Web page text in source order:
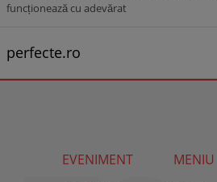
funcționează cu adevărat
perfecte.ro
EVENIMENT MENIU